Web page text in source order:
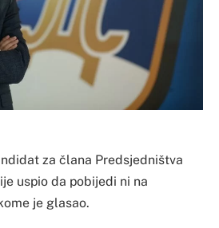
za člana Predsjedništva
uspio da pobijedi ni na
je glasao.